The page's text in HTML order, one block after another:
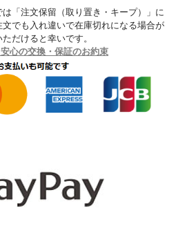
「注文保留（取り置き・キープ）」に
でも入れ違いで在庫切れになる場合が
だけると幸いです。
心の交換・保証のお約束